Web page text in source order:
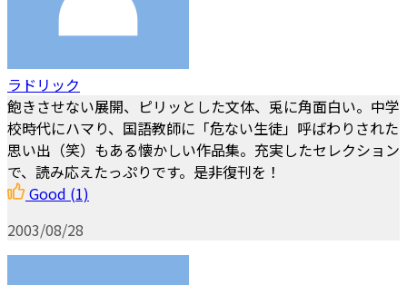
ラドリック
飽きさせない展開、ピリッとした文体、兎に角面白い。中学
校時代にハマり、国語教師に「危ない生徒」呼ばわりされた
思い出（笑）もある懐かしい作品集。充実したセレクション
で、読み応えたっぷりです。是非復刊を！
Good (1)
2003/08/28